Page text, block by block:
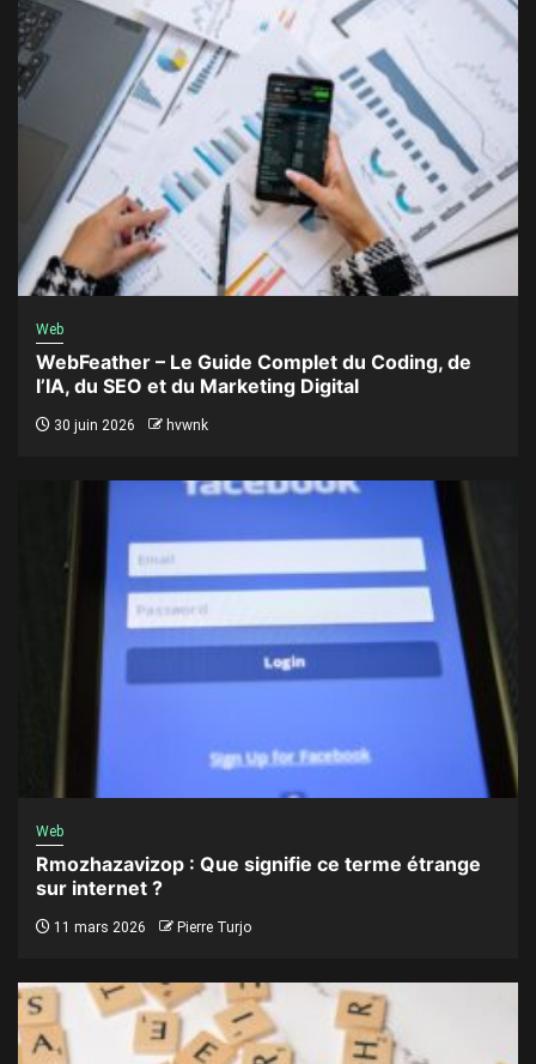
Web
WebFeather – Le Guide Complet du Coding, de
l’IA, du SEO et du Marketing Digital
30 juin 2026 hvwnk
Web
Rmozhazavizop : Que signifie ce terme étrange
sur internet ?
11 mars 2026 Pierre Turjo